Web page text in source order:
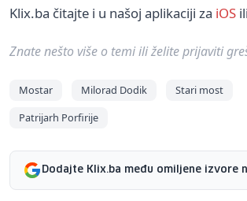
Klix.ba čitajte i u našoj aplikaciji za iOS ili
Znate nešto više o temi ili želite prijaviti
Mostar Milorad Dodik
Stari most
Patrijarh Porfirije
Dodajte Klix.ba među omiljene izvore